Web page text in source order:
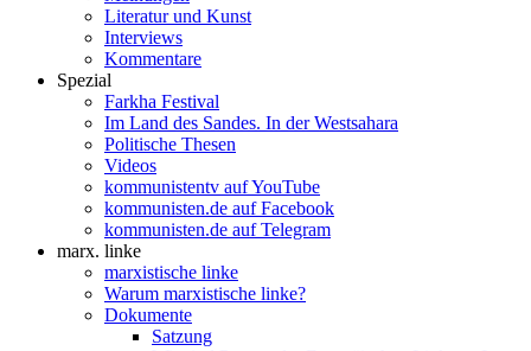
Literatur und Kunst
Interviews
Kommentare
Spezial
Farkha Festival
Im Land des Sandes. In der Westsahara
Politische Thesen
Videos
kommunistentv auf YouTube
kommunisten.de auf Facebook
kommunisten.de auf Telegram
marx. linke
marxistische linke
Warum marxistische linke?
Dokumente
Satzung